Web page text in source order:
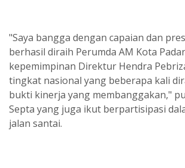
"Saya bangga dengan capaian dan
berhasil diraih Perumda AM Kota
kepemimpinan Direktur Hendra
tingkat nasional yang beberapa kali
bukti kinerja yang membanggakan,"
Septa yang juga ikut berpartisipasi
jalan santai.